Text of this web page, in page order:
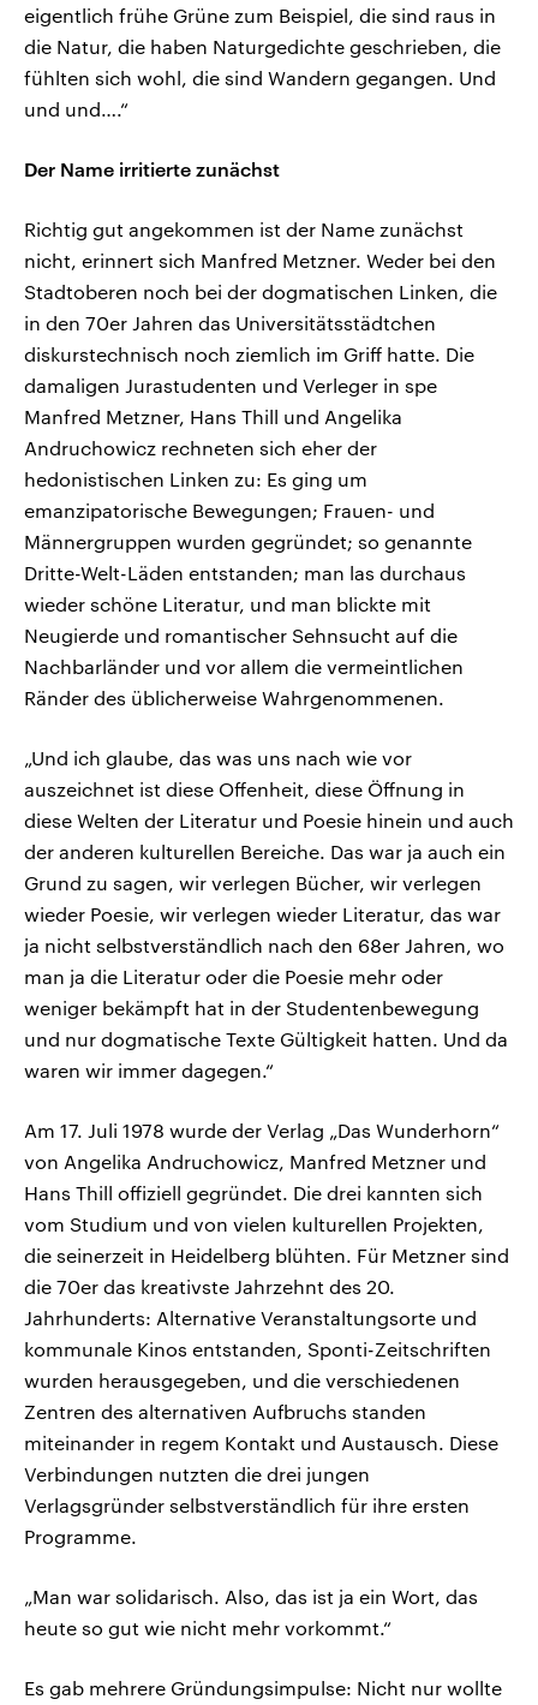
eigentlich frühe Grüne zum Beispiel, die sind raus in
die Natur, die haben Naturgedichte geschrieben, die
fühlten sich wohl, die sind Wandern gegangen. Und
und und….“
Der Name irritierte zunächst
Richtig gut angekommen ist der Name zunächst
nicht, erinnert sich Manfred Metzner. Weder bei den
Stadtoberen noch bei der dogmatischen Linken, die
in den 70er Jahren das Universitätsstädtchen
diskurstechnisch noch ziemlich im Griff hatte. Die
damaligen Jurastudenten und Verleger in spe
Manfred Metzner, Hans Thill und Angelika
Andruchowicz rechneten sich eher der
hedonistischen Linken zu: Es ging um
emanzipatorische Bewegungen; Frauen- und
Männergruppen wurden gegründet; so genannte
Dritte-Welt-Läden entstanden; man las durchaus
wieder schöne Literatur, und man blickte mit
Neugierde und romantischer Sehnsucht auf die
Nachbarländer und vor allem die vermeintlichen
Ränder des üblicherweise Wahrgenommenen.
„Und ich glaube, das was uns nach wie vor
auszeichnet ist diese Offenheit, diese Öffnung in
diese Welten der Literatur und Poesie hinein und auch
der anderen kulturellen Bereiche. Das war ja auch ein
Grund zu sagen, wir verlegen Bücher, wir verlegen
wieder Poesie, wir verlegen wieder Literatur, das war
ja nicht selbstverständlich nach den 68er Jahren, wo
man ja die Literatur oder die Poesie mehr oder
weniger bekämpft hat in der Studentenbewegung
und nur dogmatische Texte Gültigkeit hatten. Und da
waren wir immer dagegen.“
Am 17. Juli 1978 wurde der Verlag „Das Wunderhorn“
von Angelika Andruchowicz, Manfred Metzner und
Hans Thill offiziell gegründet. Die drei kannten sich
vom Studium und von vielen kulturellen Projekten,
die seinerzeit in Heidelberg blühten. Für Metzner sind
die 70er das kreativste Jahrzehnt des 20.
Jahrhunderts: Alternative Veranstaltungsorte und
kommunale Kinos entstanden, Sponti-Zeitschriften
wurden herausgegeben, und die verschiedenen
Zentren des alternativen Aufbruchs standen
miteinander in regem Kontakt und Austausch. Diese
Verbindungen nutzten die drei jungen
Verlagsgründer selbstverständlich für ihre ersten
Programme.
„Man war solidarisch. Also, das ist ja ein Wort, das
heute so gut wie nicht mehr vorkommt.“
Es gab mehrere Gründungsimpulse: Nicht nur wollte